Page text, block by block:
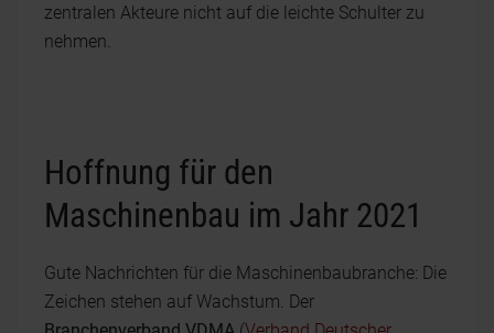
zentralen Akteure nicht auf die leichte Schulter zu
nehmen.
Hoffnung für den
Maschinenbau im Jahr 2021
Gute Nachrichten für die Maschinenbaubranche: Die
Zeichen stehen auf Wachstum. Der